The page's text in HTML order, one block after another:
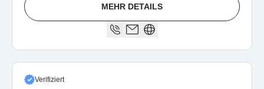
MEHR DETAILS
Verifiziert